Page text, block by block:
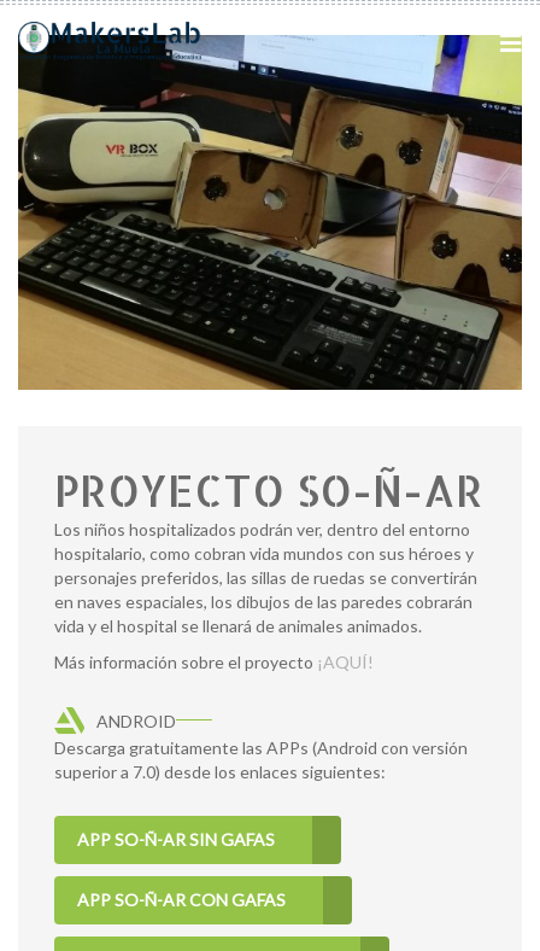
PROYECTO SO-Ñ-AR
Los niños hospitalizados podrán ver, dentro del entorno
hospitalario, como cobran vida mundos con sus héroes y
personajes preferidos, las sillas de ruedas se convertirán
en naves espaciales, los dibujos de las paredes cobrarán
vida y el hospital se llenará de animales animados.
Más información sobre el proyecto ¡AQUÍ!
ANDROID
Descarga gratuitamente las APPs (Android con versión
superior a 7.0) desde los enlaces siguientes:
APP SO-Ñ-AR SIN GAFAS
APP SO-Ñ-AR CON GAFAS